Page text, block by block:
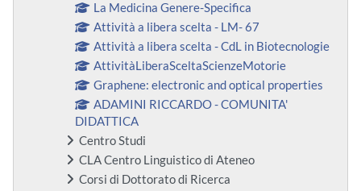
La Medicina Genere-Specifica
Attività a libera scelta - LM- 67
Attività a libera scelta - CdL in Biotecnologie
AttivitàLiberaSceltaScienzeMotorie
Graphene: electronic and optical properties
ADAMINI RICCARDO - COMUNITA'
DIDATTICA
Centro Studi
CLA Centro Linguistico di Ateneo
Corsi di Dottorato di Ricerca